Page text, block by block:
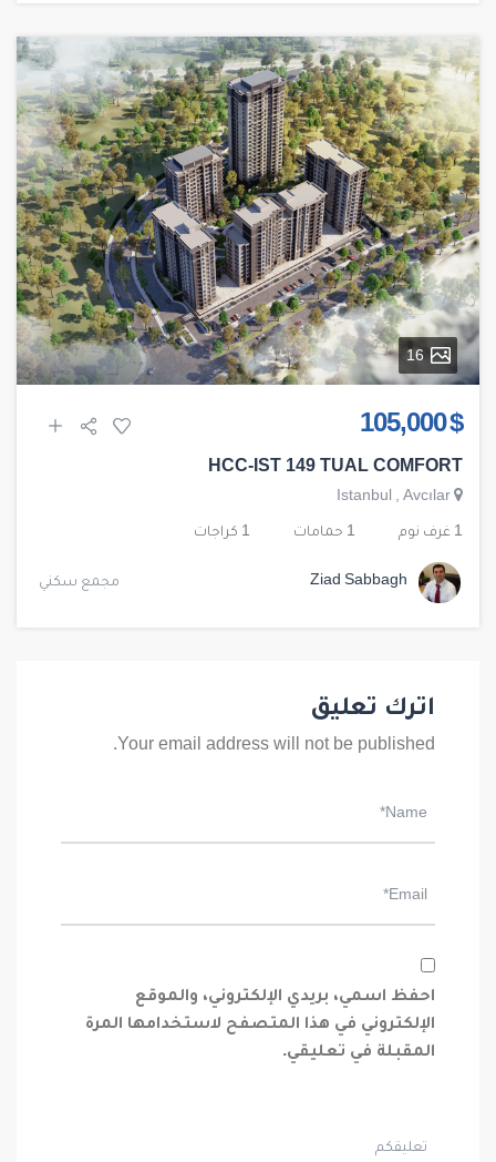
16
$ 105,000
HCC-IST 149 TUAL COMFORT
Istanbul , Avcılar
1 غرف نوم 1 حمامات 1 كراجات
Ziad Sabbagh مجمع سكني
اترك تعليق
Your email address will not be published.
احفظ اسمي، بريدي الإلكتروني، والموقع
الإلكتروني في هذا المتصفح لاستخدامها المرة
المقبلة في تعليقي.